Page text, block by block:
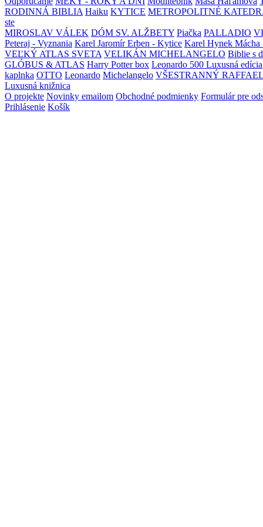
RODINNÁ BIBLIA Haiku KYTICE METROPOLITNÉ
ste
MIROSLAV VÁLEK DÓM SV. ALŽBETY Piačka PALLADIO
Peteraj - Vyznania Karel Jaromír Erben - Kytice Karel Hynek Mácha
VEĽKÝ ATLAS SVETA VELIKÁN MICHELANGELO Biblie s
GLÓBUS & ATLAS Harry Potter box Leonardo 500 Luxusná edícia
kaplnka OTTO Leonardo Michelangelo VŠESTRANNÝ
Luxusná knižnica
O projekte Novinky emailom Obchodné podmienky Formulár pre
Prihlásenie Košík